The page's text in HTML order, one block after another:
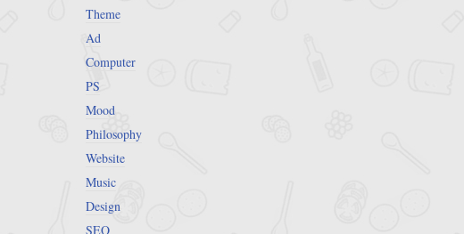
Theme
Ad
Computer
PS
Mood
Philosophy
Website
Music
Design
SEO